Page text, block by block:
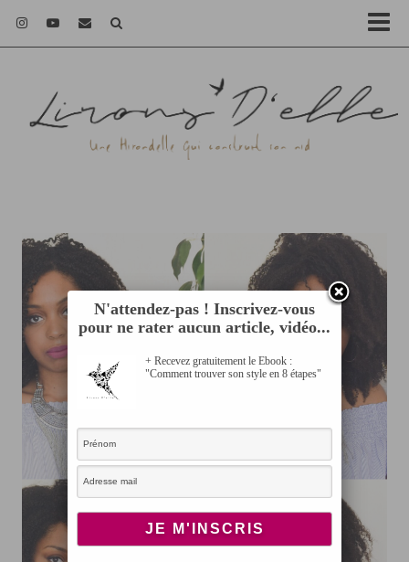
N'attendez-pas ! Inscrivez-vous
pour ne rater aucun article, vidéo...
+ Recevez gratuitement le Ebook :
"Comment trouver son style en 8 étapes"